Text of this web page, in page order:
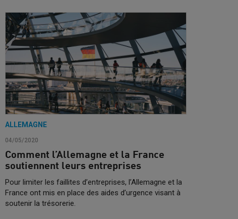
ALLEMAGNE
04/05/2020
Comment l’Allemagne et la France
soutiennent leurs entreprises
Pour limiter les faillites d’entreprises, l’Allemagne et la
France ont mis en place des aides d’urgence visant à
soutenir la trésorerie.